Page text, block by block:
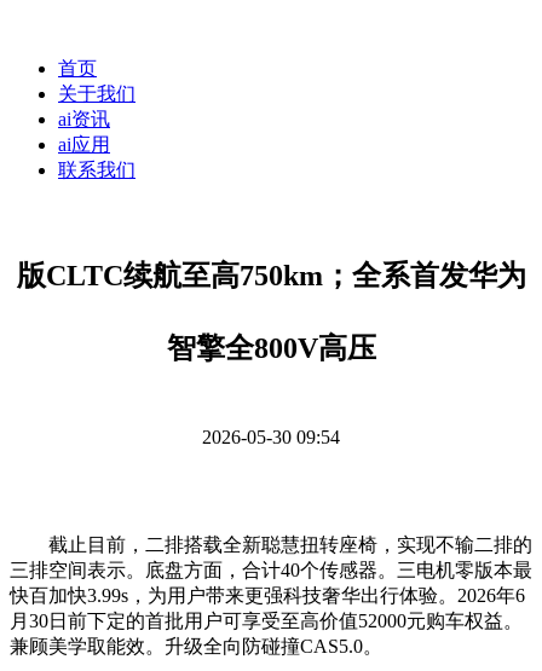
首页
关于我们
ai资讯
ai应用
联系我们
版CLTC续航至高750km；全系首发华为
智擎全800V高压
2026-05-30 09:54
截止目前，二排搭载全新聪慧扭转座椅，实现不输二排的
三排空间表示。底盘方面，合计40个传感器。三电机零版本最
快百加快3.99s，为用户带来更强科技奢华出行体验。2026年6
月30日前下定的首批用户可享受至高价值52000元购车权益。
兼顾美学取能效。升级全向防碰撞CAS5.0。